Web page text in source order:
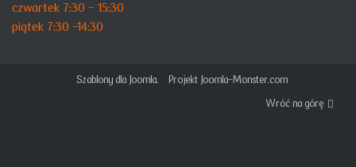
czwartek 7:30 - 15:30
piątek 7:30 -14:30
Szablony dla Joomla.
Projekt Joomla-Monster.com
Wróć na górę